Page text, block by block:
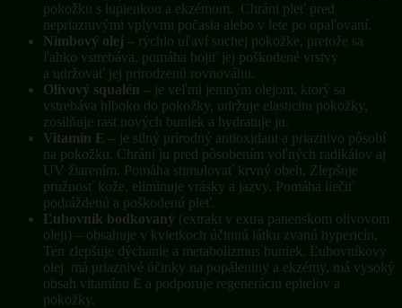
pokožku s lupienkou a ekzémom. Chráni pleť pred
nepriaznivými vplyvmi počasia alebo v lete po opaľovaní.
Nimbový olej – rýchlo uľaví suchej pokožke, pretože sa
ľahko vstrebáva, pomáha hojiť jej poškodené vrstvy
a udržovať jej prirodzenú rovnováhu.
Olivový squalén – je veľmi jemným olejom, ktorý sa
vstrebáva hlboko do pokožky, udržuje elasticitu pokožky,
zosilňuje rast nových buniek a hydratuje ju.
Vitamín E – je silný prírodný antioxidant a priaznivo pôsobí
na pokožku. Chráni ju pred pôsobením voľných radikálov aj
UV žiarením. Pomáha stimulovať krvný obeh. Zlepšuje
pružnosť kože, eliminuje vrásky a jazvy. Pomáha liečiť
podráždenú a poškodenú pleť.
Ľubovník bodkovaný (extrakt v extra panenskom olivovom
oleji) – obsahuje v kvietkoch účinnú látku zvanú hypericín.
Ten zlepšuje dýchanie a metabolizmus buniek. Ľubovníkovy
olej má priaznivé účinky na popáleniny a ekzémy, má vysoký
obsah vitamínu E a podporuje regeneráciu epitelov a
pokožky.